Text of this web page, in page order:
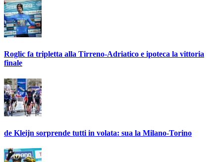
Roglic fa tripletta alla Tirreno-Adriatico e ipoteca la vittoria
finale
de Kleijn sorprende tutti in volata: sua la Milano-Torino